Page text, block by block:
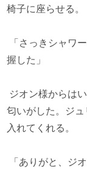
椅子に座らせる。
「さっきシャワ
握した」
ジオン様からは
匂いがした。ジ
入れてくれる。
「ありがと、ジオ